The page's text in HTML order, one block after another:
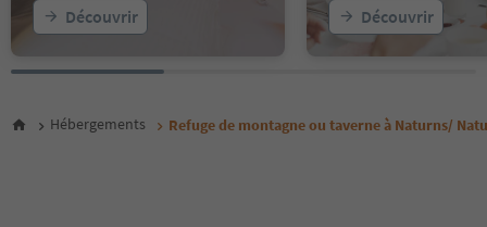
Découvrir Découvrir
Hébergements Refuge de montagne ou taverne à Naturns/